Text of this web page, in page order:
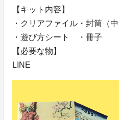
【キット内容】
・クリアファイル・封筒（
・遊び方シート ・冊子
【必要な物】
LINE